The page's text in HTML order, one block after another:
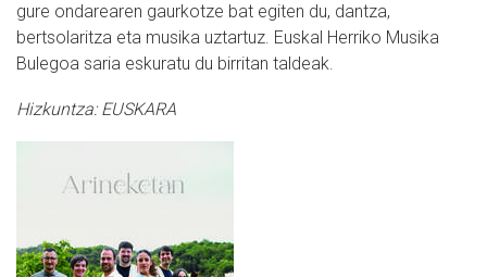
gure ondarearen gaurkotze bat egiten du, dantza,
bertsolaritza eta musika uztartuz. Euskal Herriko Musika
Bulegoa saria eskuratu du birritan taldeak.
Hizkuntza:EUSKARA